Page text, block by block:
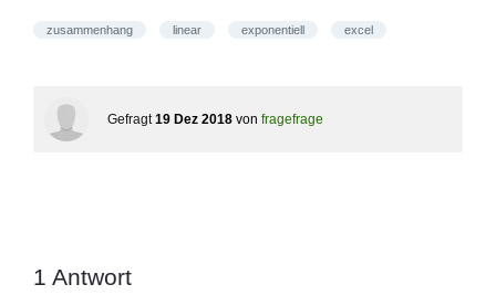
zusammenhang linear exponentiell excel
Gefragt 19 Dez 2018 von fragefrage
1 Antwort